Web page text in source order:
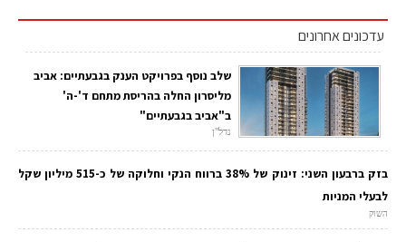
עדכונים אחרונים
שלב נוסף בפרויקט הענק בגבעתיים: אביב
מליסרון החלה בהריסת מתחם ד'-ה'
ב"אביב בגבעתיים"
נדל"ן
בזק ברבעון השני: זינוק של 38% ברווח הנקי וחלוקה של כ-515 מיליון שקל
לבעלי המניות
השוק